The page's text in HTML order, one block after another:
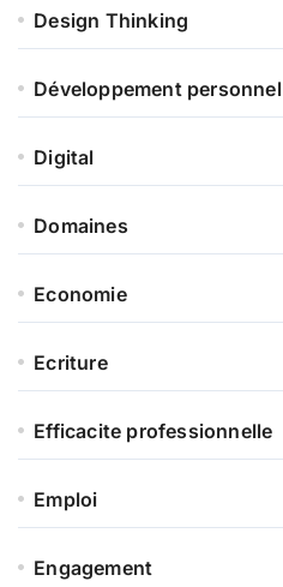
Design Thinking
Développement personnel
Digital
Domaines
Economie
Ecriture
Efficacite professionnelle
Emploi
Engagement